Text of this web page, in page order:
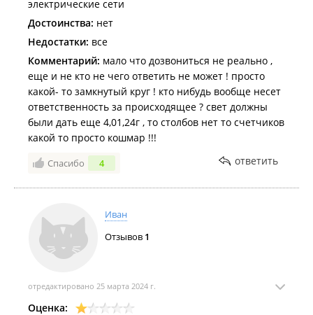
электрические сети
Достоинства: нет
Недостатки: все
Комментарий: мало что дозвониться не реально ,
еще и не кто не чего ответить не может ! просто
какой- то замкнутый круг ! кто нибудь вообще несет
ответственность за происходящее ? свет должны
были дать еще 4,01,24г , то столбов нет то счетчиков
какой то просто кошмар !!!
Спасибо 4 ответить
Иван
Отзывов 1
отредактировано 25 марта 2024 г.
Оценка: